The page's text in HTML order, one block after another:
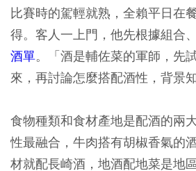
比賽時的駕輕就熟，全賴平日在
得。客人一上門，他先根據組合
酒單。「酒是輔佐菜的軍師，先
來，再討論怎麼搭配酒性，背景
食物種類和食材產地是配酒的兩
性最融合，牛肉搭有胡椒香氣的
材就配長崎酒，地酒配地菜是地